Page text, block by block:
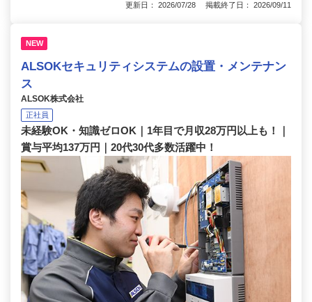
更新日： 2026/07/28 掲載終了日： 2026/09/11
NEW
ALSOKセキュリティシステムの設置・メンテナン
ス
ALSOK株式会社
正社員
未経験OK・知識ゼロOK｜1年目で月収28万円以上も！｜
賞与平均137万円｜20代30代多数活躍中！